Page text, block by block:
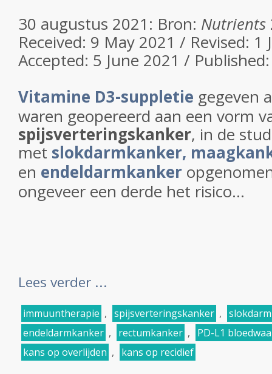
30 augustus 2021: Bron: Nutrients
Received: 9 May 2021 / Revised: 1
Accepted: 5 June 2021 /
Vitamine D3-suppletie gegeven
waren geopereerd aan een vorm
spijsverteringskanker, in de
met slokdarmkanker,
en endeldarmkanker
ongeveer een derde het risico...
Lees verder ...
immuuntherapie , spijsverteringskanker ,
endeldarmkanker , rectumkanker ,
PD-L1
kans op overlijden , kans op recidief